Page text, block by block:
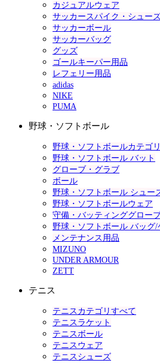
カジュアルウェア
サッカースパイク・シュー
サッカーボール
サッカーバッグ
グッズ
ゴールキーパー用品
レフェリー用品
adidas
NIKE
PUMA
野球・ソフトボール
野球・ソフトボールカテゴ
野球・ソフトボール バット
グローブ・グラブ
ボール
野球・ソフトボール シュー
野球・ソフトボールウェア
守備・バッティンググローブ
野球・ソフトボール バッグ/
メンテナンス用品
MIZUNO
UNDER ARMOUR
ZETT
テニス
テニスカテゴリすべて
テニスラケット
テニスボール
テニスウェア
テニスシューズ